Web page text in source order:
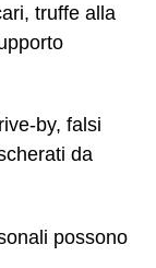
truffe alla
by, falsi
da
possono